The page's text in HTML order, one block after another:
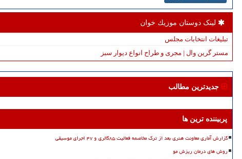
لینک دوستان موزیك خوان
تبلیغات انتخابات مجلس
مستر گرین وال | مجری و طراح انواع دیوار سبز
جدیدترین مطالب
پربیننده ترین ها
گزارش آماری معاونت هنری بعد از ترک مخاصمه فعالیت ۸۵گالری و ۴۷ اجرای موسیقی
روش های درمان ریزش مو